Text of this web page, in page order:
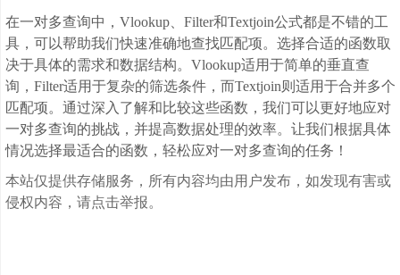
在一对多查询中，Vlookup、Filter和Textjoin公式都是不错的工
具，可以帮助我们快速准确地查找匹配项。选择合适的函数取
决于具体的需求和数据结构。Vlookup适用于简单的垂直查
询，Filter适用于复杂的筛选条件，而Textjoin则适用于合并多个
匹配项。通过深入了解和比较这些函数，我们可以更好地应对
一对多查询的挑战，并提高数据处理的效率。让我们根据具体
情况选择最适合的函数，轻松应对一对多查询的任务！
本站仅提供存储服务，所有内容均由用户发布，如发现有害或
侵权内容，请点击举报。